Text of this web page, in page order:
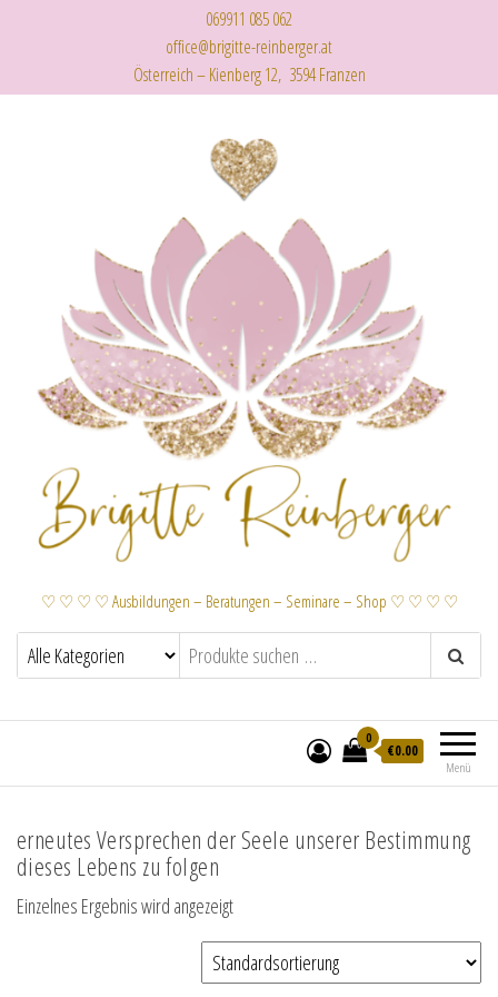
069911 085 062
office@brigitte-reinberger.at
Österreich – Kienberg 12, 3594 Franzen
♡ ♡ ♡ ♡ Ausbildungen – Beratungen – Seminare – Shop ♡ ♡ ♡ ♡
Menü
0
€0.00
erneutes Versprechen der Seele unserer Bestimmung
dieses Lebens zu folgen
Einzelnes Ergebnis wird angezeigt